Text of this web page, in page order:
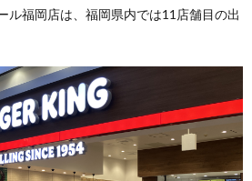
ル福岡店は、福岡県内では11店舗目の出